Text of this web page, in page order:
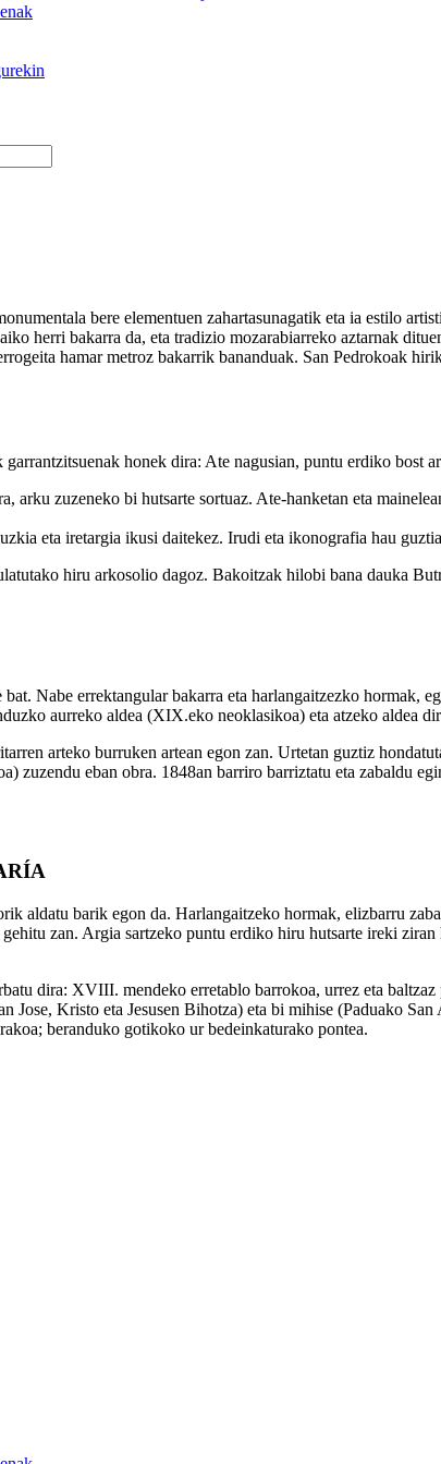
bere elementuen zahartasunagatik eta ia estilo
herri bakarra da, eta tradizio mozarabiarreko aztarnak
hamar metroz bakarrik bananduak. San Pedrokoak
honek dira: Ate nagusian, puntu erdiko bost
arku zuzeneko bi hutsarte sortuaz. Ate-hanketan eta
eta iretargia ikusi daitekez. Irudi eta ikonografia hau
hiru arkosolio dagoz. Bakoitzak hilobi bana dauka
Nabe errektangular bakarra eta harlangaitzezko
aurreko aldea (XIX.eko neoklasikoa) eta atzeko aldea
arteko burruken artean egon zan. Urtetan guztiz
zuzendu eban obra. 1848an barriro barriztatu eta zabaldu
aldatu barik egon da. Harlangaitzeko hormak, elizbarru
zan. Argia sartzeko puntu erdiko hiru hutsarte ireki
dira: XVIII. mendeko erretablo barrokoa, urrez eta
Jose, Kristo eta Jesusen Bihotza) eta bi mihise (Paduako
beranduko gotikoko ur bedeinkaturako pontea.